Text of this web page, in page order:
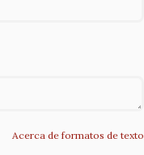
Acerca de formatos de texto